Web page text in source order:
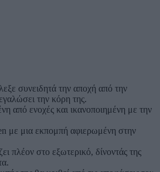
συνειδητά την αποχή από την
την κόρη της.
από ενοχές και ικανοποιημένη με την
με μια εκπομπή αφιερωμένη στην
πλέον στο εξωτερικό, δίνοντάς της